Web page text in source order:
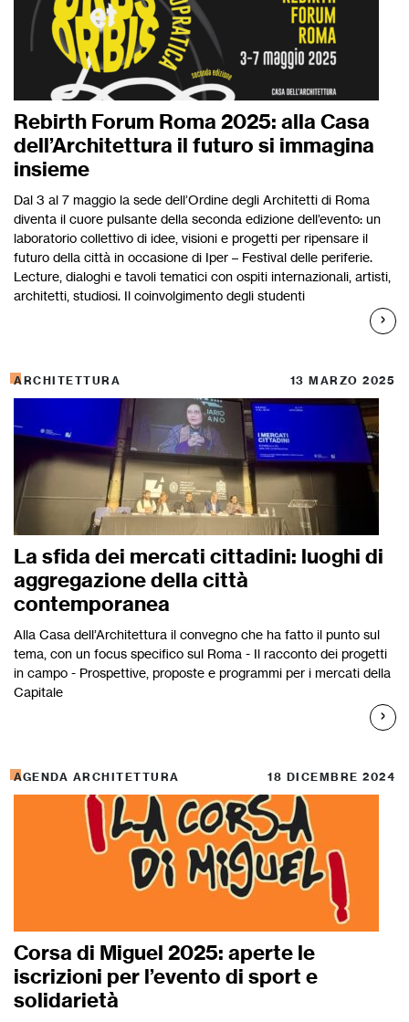
Rebirth Forum Roma 2025: alla Casa
dell’Architettura il futuro si immagina
insieme
Dal 3 al 7 maggio la sede dell’Ordine degli Architetti di Roma
diventa il cuore pulsante della seconda edizione dell’evento: un
laboratorio collettivo di idee, visioni e progetti per ripensare il
futuro della città in occasione di Iper – Festival delle periferie.
Lecture, dialoghi e tavoli tematici con ospiti internazionali, artisti,
architetti, studiosi. Il coinvolgimento degli studenti
ARCHITETTURA 13 MARZO 2025
La sfida dei mercati cittadini: luoghi di
aggregazione della città
contemporanea
Alla Casa dell’Architettura il convegno che ha fatto il punto sul
tema, con un focus specifico sul Roma - Il racconto dei progetti
in campo - Prospettive, proposte e programmi per i mercati della
Capitale
AGENDA ARCHITETTURA 18 DICEMBRE 2024
Corsa di Miguel 2025: aperte le
iscrizioni per l’evento di sport e
solidarietà